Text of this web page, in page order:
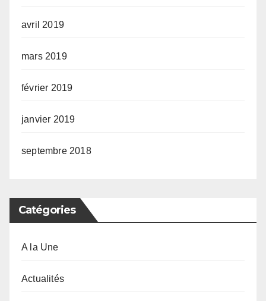
avril 2019
mars 2019
février 2019
janvier 2019
septembre 2018
Catégories
A la Une
Actualités